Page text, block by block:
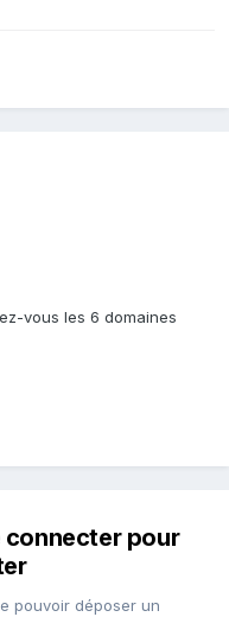
vous les 6 domaines
connecter pour
pouvoir déposer un